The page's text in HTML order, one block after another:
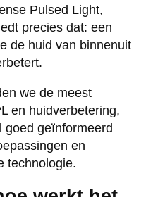
Pulsed Light,
precies dat: een
de huid van binnenuit
we de meest
en huidverbetering,
goed geïnformeerd
en
technologie.